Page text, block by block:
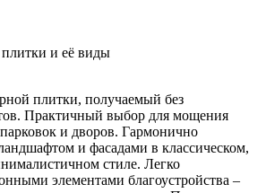
и её виды
плитки, получаемый без
Практичный выбор для мощения
и дворов. Гармонично
и фасадами в классическом,
стиле. Легко
элементами благоустройства –